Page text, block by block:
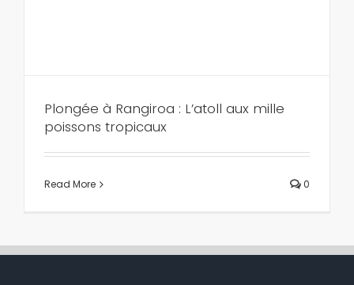
Plongée à Rangiroa : L’atoll aux mille
poissons tropicaux
Read More 0